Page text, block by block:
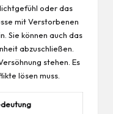
oder das
mit Verstorbenen
Sie können auch das
abzuschließen.
stehen. Es
lösen muss.